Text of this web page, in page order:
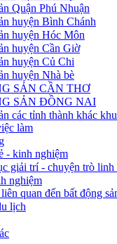
Quận Phú Nhuận
huyện Bình Chánh
huyện Hóc Môn
huyện Cần Giờ
huyện Củ Chi
huyện Nhà bè
SẢN CẦN THƠ
SẢN ĐỒNG NAI
các tỉnh thành khác
làm
- kinh nghiệm
giải trí - chuyện trò linh
nghiệm
quan đến bất động
lịch